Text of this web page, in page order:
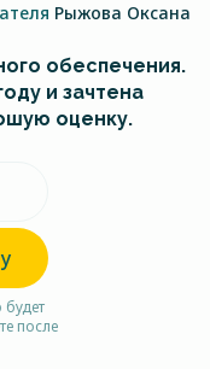
Рыжова Оксана
обеспечения.
и зачтена
оценку.
после